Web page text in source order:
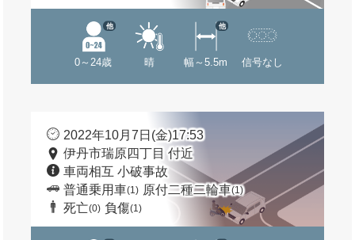
0～24歳
他
晴 幅～5.5m
他
信号なし
2022年10月7日(金)17:53
伊丹市瑞原四丁目 付近
車両相互 小破事故
普通乗用車(1) 原付二種二輪車(1)
死亡(0) 負傷(1)